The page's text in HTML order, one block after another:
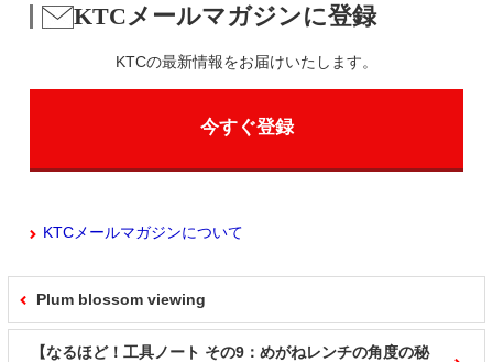
KTCメールマガジンに登録
KTCの最新情報をお届けいたします。
今すぐ登録
KTCメールマガジンについて
Plum blossom viewing
【なるほど！工具ノート その9：めがねレンチの角度の秘